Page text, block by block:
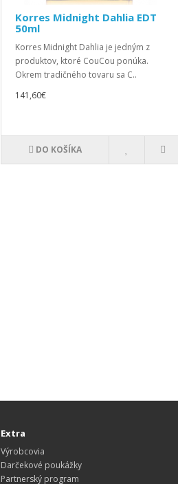
Korres Midnight Dahlia EDT
50ml
Korres Midnight Dahlia je jedným z
produktov, ktoré CouCou ponúka.
Okrem tradičného tovaru sa C..
141,60€
DO KOŠÍKA
Extra
Výrobcovia
Darčekové poukážky
Partnerský program